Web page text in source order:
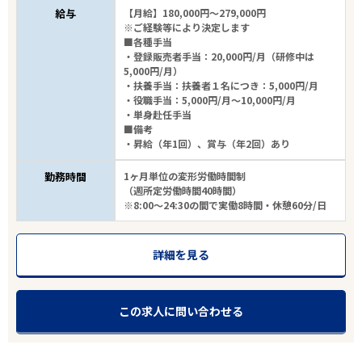
給与
【月給】180,000円～279,000円
※ご経験等により決定します
■各種手当
・登録販売者手当：20,000円/月（研修中は
5,000円/月）
・扶養手当：扶養者１名につき：5,000円/月
・役職手当：5,000円/月～10,000円/月
・単身赴任手当
■備考
・昇給（年1回）、賞与（年2回）あり
勤務時間
1ヶ月単位の変形労働時間制
（週所定労働時間40時間）
※8:00～24:30の間で実働8時間・休憩60分/日
詳細を見る
この求人に問い合わせる